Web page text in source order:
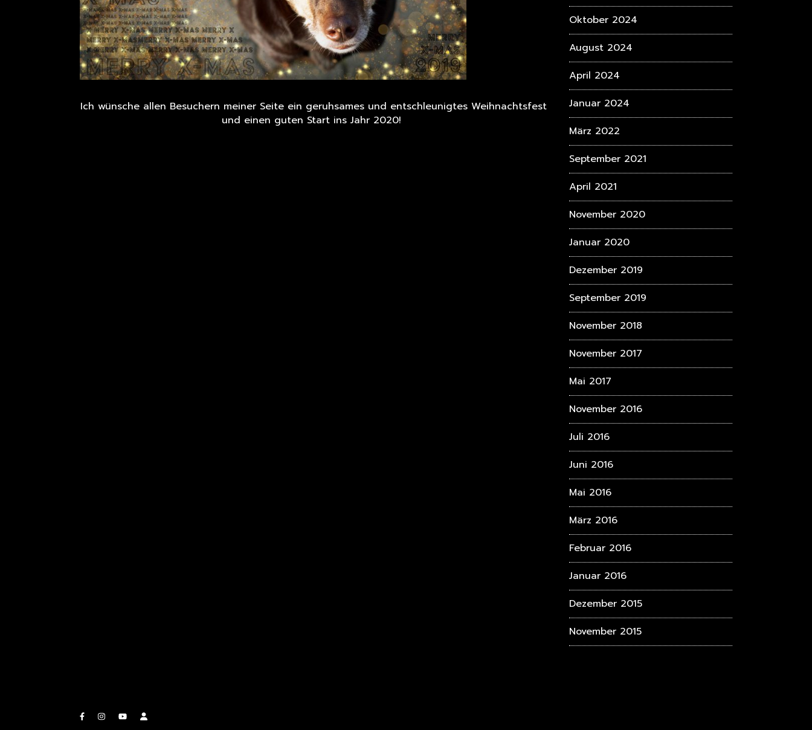
Ich wünsche allen Besuchern meiner Seite ein geruhsames und entschleunigtes Weihnachtsfest
und einen guten Start ins Jahr 2020!
Oktober 2024
August 2024
April 2024
Januar 2024
März 2022
September 2021
April 2021
November 2020
Januar 2020
Dezember 2019
September 2019
November 2018
November 2017
Mai 2017
November 2016
Juli 2016
Juni 2016
Mai 2016
März 2016
Februar 2016
Januar 2016
Dezember 2015
November 2015